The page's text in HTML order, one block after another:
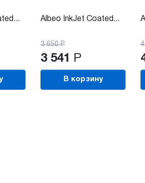
Albeo InkJet Coated...
3 650 Р
3 541 Р
В корзину